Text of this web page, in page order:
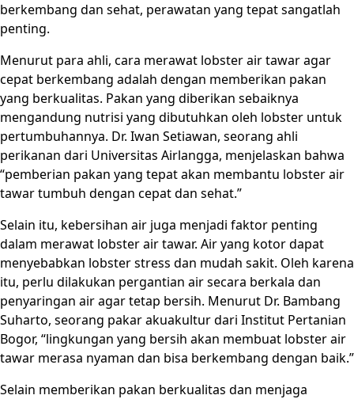
berkembang dan sehat, perawatan yang tepat sangatlah
penting.
Menurut para ahli, cara merawat lobster air tawar agar
cepat berkembang adalah dengan memberikan pakan
yang berkualitas. Pakan yang diberikan sebaiknya
mengandung nutrisi yang dibutuhkan oleh lobster untuk
pertumbuhannya. Dr. Iwan Setiawan, seorang ahli
perikanan dari Universitas Airlangga, menjelaskan bahwa
“pemberian pakan yang tepat akan membantu lobster air
tawar tumbuh dengan cepat dan sehat.”
Selain itu, kebersihan air juga menjadi faktor penting
dalam merawat lobster air tawar. Air yang kotor dapat
menyebabkan lobster stress dan mudah sakit. Oleh karena
itu, perlu dilakukan pergantian air secara berkala dan
penyaringan air agar tetap bersih. Menurut Dr. Bambang
Suharto, seorang pakar akuakultur dari Institut Pertanian
Bogor, “lingkungan yang bersih akan membuat lobster air
tawar merasa nyaman dan bisa berkembang dengan baik.”
Selain memberikan pakan berkualitas dan menjaga